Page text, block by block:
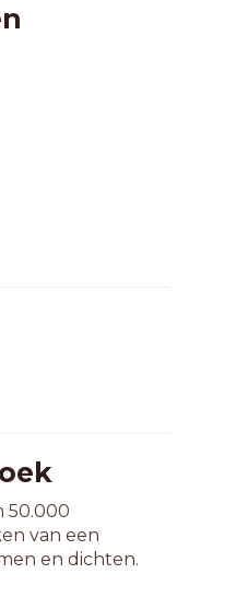
50.000
van een
en dichten.